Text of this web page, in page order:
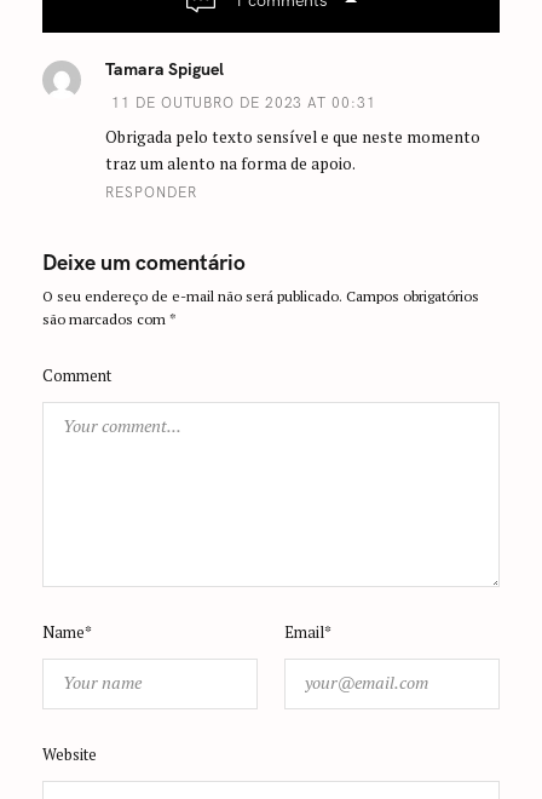
a
t
i
Tamara Spiguel
11 DE OUTUBRO DE 2023 AT 00:31
Obrigada pelo texto sensível e que neste momento
traz um alento na forma de apoio.
RESPONDER
Deixe um comentário
O seu endereço de e-mail não será publicado. Campos obrigatórios
são marcados com*
Comment
Name* Email*
Website